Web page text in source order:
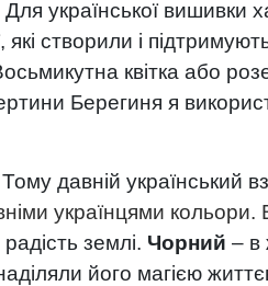
української вишивки
створили і
квітка або
Берегиня я
давній український
українцями кольори.
землі. Чорний – в
його магією